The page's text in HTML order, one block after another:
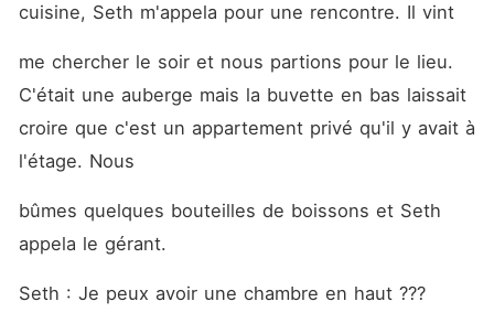
cuisine, Seth m'appela pour une rencontre. Il vint
me chercher le soir et nous partions pour le lieu.
C'était une auberge mais la buvette en bas laissait
croire que c'est un appartement privé qu'il y avait à
l'étage. Nous
bûmes quelques bouteilles de boissons et Seth
appela le gérant.
Seth : Je peux avoir une chambre en haut ???